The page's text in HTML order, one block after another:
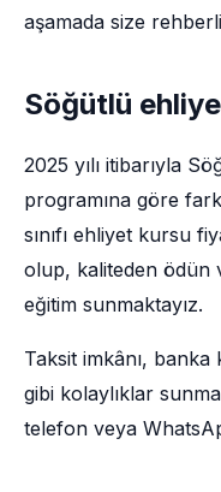
aşamada size
Söğütlü
2025 yılı itibarıyla
programına göre
sınıfı ehliyet kursu
olup, kaliteden ödün
eğitim sunmaktayız.
Taksit imkânı, banka
gibi kolaylıklar
telefon veya